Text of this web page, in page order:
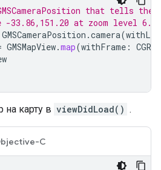
that tells the
33.86,151.20 at zoom level 6.
GMSCameraPosition .camera(
GMSMapView.map(withFrame :
на карту в viewDidLoad() .
C